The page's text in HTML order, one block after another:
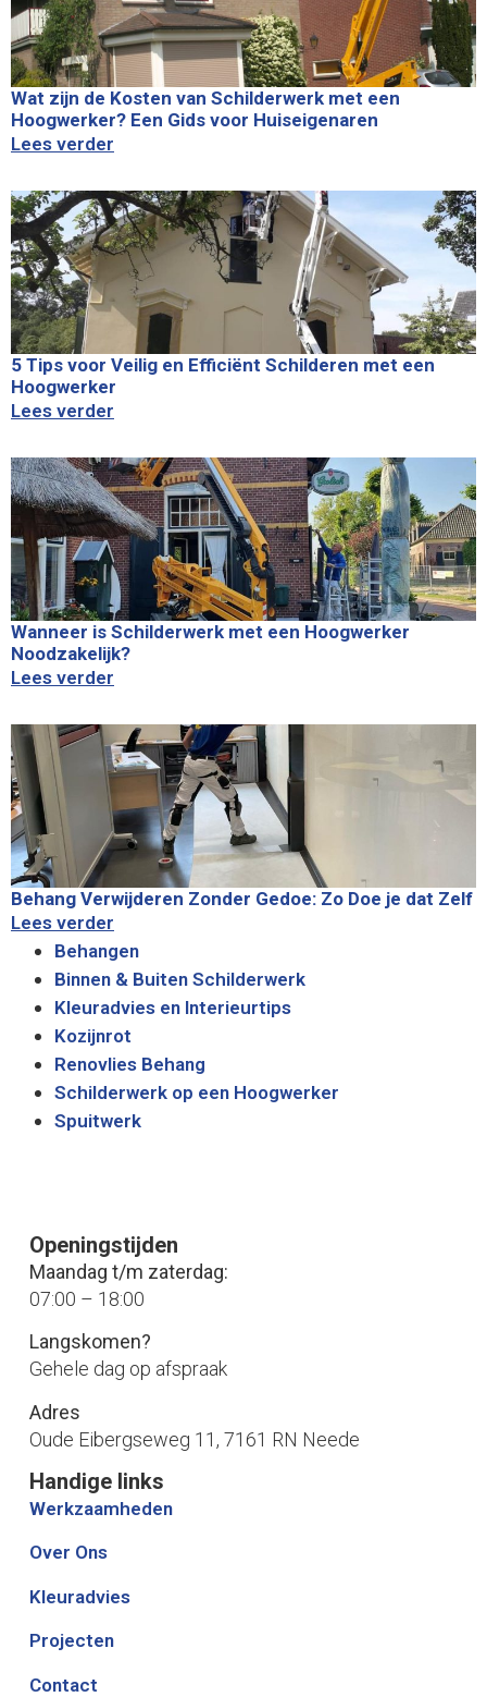
Wat zijn de Kosten van Schilderwerk met een
Hoogwerker? Een Gids voor Huiseigenaren
Lees verder
5 Tips voor Veilig en Efficiënt Schilderen met een
Hoogwerker
Lees verder
Wanneer is Schilderwerk met een Hoogwerker
Noodzakelijk?
Lees verder
Behang Verwijderen Zonder Gedoe: Zo Doe je dat Zelf
Lees verder
Behangen
Binnen & Buiten Schilderwerk
Kleuradvies en Interieurtips
Kozijnrot
Renovlies Behang
Schilderwerk op een Hoogwerker
Spuitwerk
Openingstijden
Maandag t/m zaterdag:
07:00 – 18:00
Langskomen?
Gehele dag op afspraak
Adres
Oude Eibergseweg 11, 7161 RN Neede
Handige links
Werkzaamheden
Over Ons
Kleuradvies
Projecten
Contact